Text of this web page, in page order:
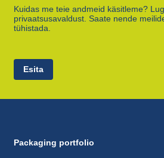
Kuidas me teie andmeid käsitleme?
privaatsusavaldust. Saate nende
tühistada.
Esita
Packaging portfolio